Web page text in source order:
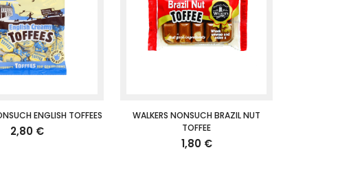
ENGLISH TOFFEES
2,80 €
WALKERS NONSUCH BRAZIL NUT
TOFFEE
1,80 €